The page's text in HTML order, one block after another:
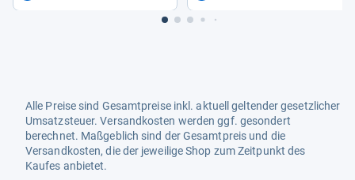
Alle Preise sind Gesamtpreise inkl. aktuell geltender gesetzlicher
Umsatzsteuer. Versandkosten werden ggf. gesondert
berechnet. Maßgeblich sind der Gesamtpreis und die
Versandkosten, die der jeweilige Shop zum Zeitpunkt des
Kaufes anbietet.